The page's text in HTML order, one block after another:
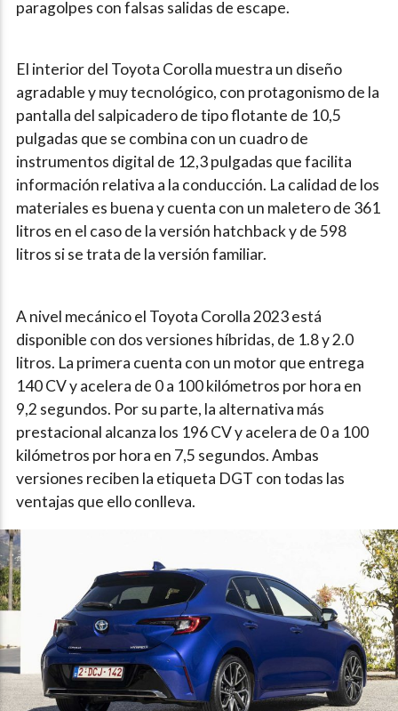
paragolpes con falsas salidas de escape.
El interior del Toyota Corolla muestra un diseño
agradable y muy tecnológico, con protagonismo de la
pantalla del salpicadero de tipo flotante de 10,5
pulgadas que se combina con un cuadro de
instrumentos digital de 12,3 pulgadas que facilita
información relativa a la conducción. La calidad de los
materiales es buena y cuenta con un maletero de 361
litros en el caso de la versión hatchback y de 598
litros si se trata de la versión familiar.
A nivel mecánico el Toyota Corolla 2023 está
disponible con dos versiones híbridas, de 1.8 y 2.0
litros. La primera cuenta con un motor que entrega
140 CV y acelera de 0 a 100 kilómetros por hora en
9,2 segundos. Por su parte, la alternativa más
prestacional alcanza los 196 CV y acelera de 0 a 100
kilómetros por hora en 7,5 segundos. Ambas
versiones reciben la etiqueta DGT con todas las
ventajas que ello conlleva.